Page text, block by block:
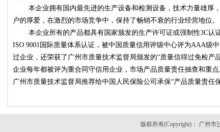
本企业拥有国内最先进的生产设备和检测设备，技术力量雄厚
户的厚爱，在激烈的市场竞争中，保持了畅销不衰的行业经营地位。
本企业所有的产品都具有国家颁发的生产许可证或强制性3C认
ISO 9001国际质量体系认证，被中国质量信用评级中心评为AAA级
过企业，还荣获了广州市质量技术监督局颁发的“质量信得过免检产
企业每年都被评为重合同守信用企业，市场产品质量责任抽查和重
广州市质量技术监督局推荐给中国人民保险公司承保“产品质量责任
厦、广州竣威客车有限公司、五十铃豪华客车制造厂、广东科技大
版权所有(Copyright)： 广州